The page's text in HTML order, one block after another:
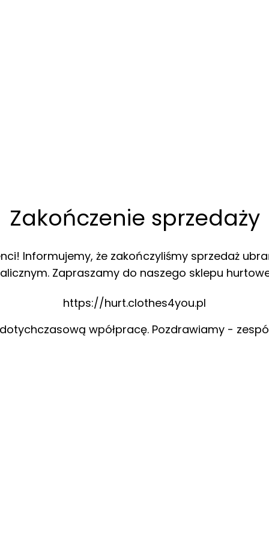
Zakończenie sprzedaży
Informujemy, że zakończyliśmy sprzedaż
Zapraszamy do naszego sklepu
https://hurt.clothes4you.pl
wpółpracę. Pozdrawiamy -